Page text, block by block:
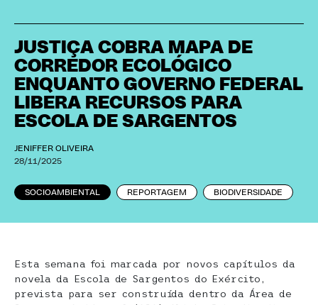
JUSTIÇA COBRA MAPA DE
CORREDOR ECOLÓGICO
ENQUANTO GOVERNO FEDERAL
LIBERA RECURSOS PARA
ESCOLA DE SARGENTOS
JENIFFER OLIVEIRA
28/11/2025
SOCIOAMBIENTAL REPORTAGEM BIODIVERSIDADE
Esta semana foi marcada por novos capítulos da
novela da Escola de Sargentos do Exército,
prevista para ser construída dentro da Área de